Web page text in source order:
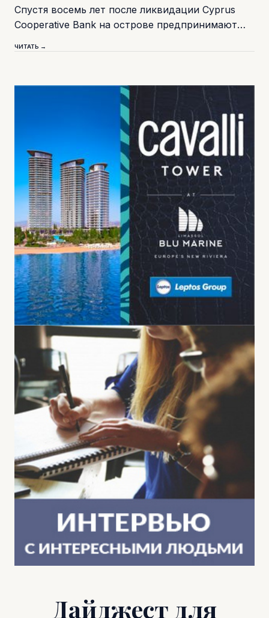
Спустя восемь лет после ликвидации Cyprus
Cooperative Bank на острове предпринимают…
ЧИТАТЬ →
Дайджест для